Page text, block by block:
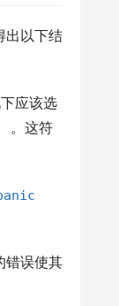
出以下结
应该选
。这符
错误使其